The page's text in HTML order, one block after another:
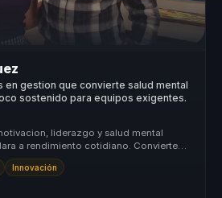
en gestion que convierte salud mental
sostenido para equipos exigentes.
liderazgo y salud mental
a rendimiento cotidiano. Convierte
Innovación